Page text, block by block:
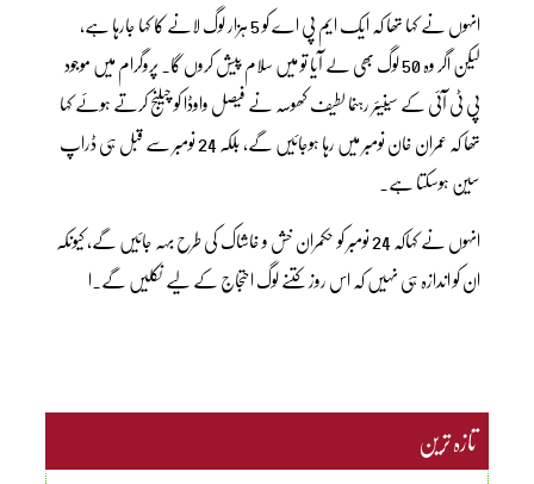
انہوں نے کہا تھا کہ ایک ایم پی اے کو 5 ہزار لوگ لانے کا کہا جارہا ہے،
لیکن اگر وہ 50 لوگ بھی لے آیا تو میں سلام پیش کروں گا۔ پروگرام میں موجود
پی ٹی آئی کے سینیئر رہنما لطیف کھوسہ نے فیصل واوڈا کو چیلنج کرتے ہوئے کہا
تھا کہ عمران خان نومبر میں رہا ہوجائیں گے، بلکہ 24 نومبر سے قبل ہی ڈراپ
سین ہوسکتا ہے۔
انہوں نے کہاکہ 24 نومبر کو حکمران خش و خاشاک کی طرح بہہ جائیں گے، کیونکہ
ان کو اندازہ ہی نہیں کہ اس روز کتنے لوگ احتجاج کے لیے نکلیں گے۔ا
تازہ ترین